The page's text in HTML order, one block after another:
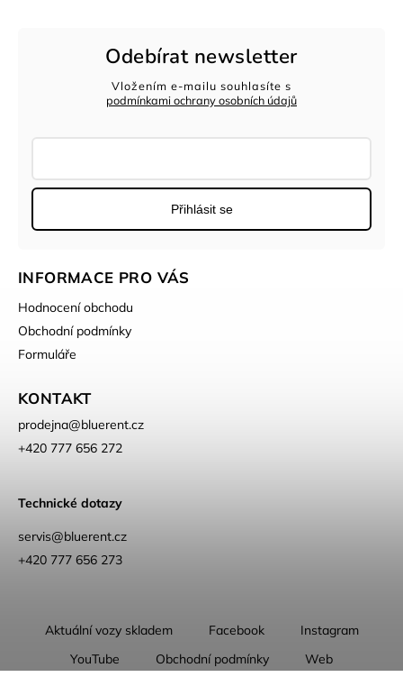
Odebírat newsletter
Vložením e-mailu souhlasíte s
podmínkami ochrany osobních údajů
Přihlásit se
INFORMACE PRO VÁS
Hodnocení obchodu
Obchodní podmínky
Formuláře
KONTAKT
prodejna@bluerent.cz
+420 777 656 272
Technické dotazy
servis@bluerent.cz
+420 777 656 273
Aktuální vozy skladem Facebook
Instagram
YouTube
Obchodní podmínky Web